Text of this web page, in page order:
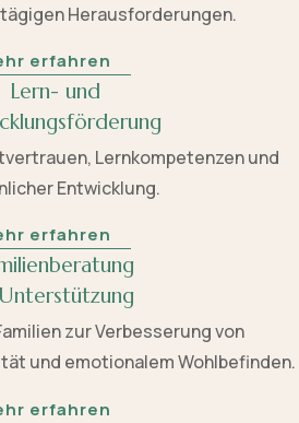
Herausforderungen.
erfahren
Lern- und
Lernkompetenzen und
Entwicklung.
erfahren
zur Verbesserung von
und emotionalem Wohlbefinden.
erfahren